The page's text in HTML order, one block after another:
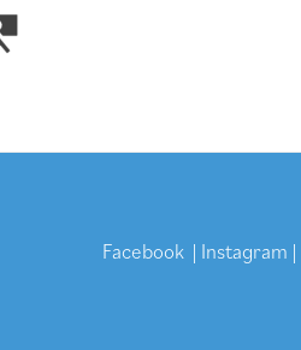
Facebook | Instagram |